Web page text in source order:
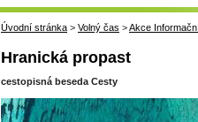
Úvodní stránka > Volný čas >Akce
Hranická propast
cestopisná beseda Cesty